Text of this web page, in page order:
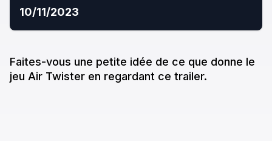
10/11/2023
Faites-vous une petite idée de ce que donne le
jeu Air Twister en regardant ce trailer.